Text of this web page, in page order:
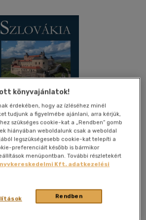
könyvajánlatok!
érdekében, hogy az ízléséhez minél
tudjunk a figyelmébe ajánlani, arra kérjük,
szükséges cookie-kat a „Rendben” gomb
hiányában weboldalunk csak a weboldal
legszükségesebb cookie-kat telepíti a
preferenciáit később is bármikor
menüpontban. További részletekért
Kft. adatkezelési
Rendben